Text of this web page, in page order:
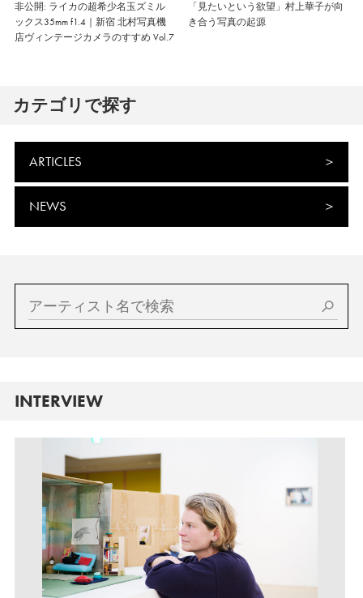
非公開: ライカの超希少名玉ズミル
ックス35mm f1.4｜新宿 北村写真機
店ヴィンテージカメラのすすめ Vol.7
「見たいという欲望」村上華子が向
き合う写真の起源
カテゴリで探す
ARTICLES
NEWS
INTERVIEW